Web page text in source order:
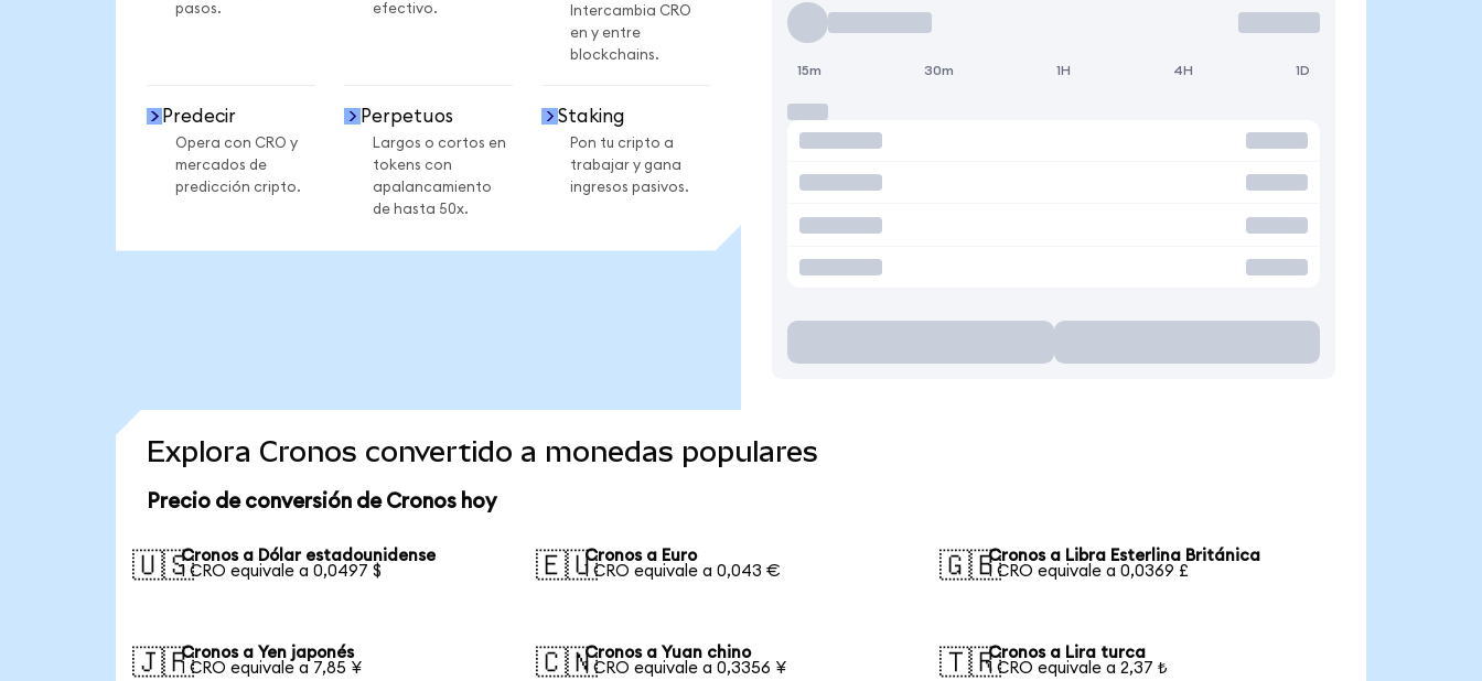
pasos.
efectivo.
Intercambia CRO
en y entre
blockchains.
Predecir
Opera con CRO y
mercados de
predicción cripto.
Perpetuos
Largos o cortos en
tokens con
apalancamiento
de hasta 50x.
Staking
Pon tu cripto a
trabajar y gana
ingresos pasivos.
15m 30m 1H 4H 1D
Explora Cronos convertido a monedas populares
Precio de conversión de Cronos hoy
🇺🇸Cronos a Dólar estadounidense
1 CRO equivale a 0,0497 $
🇪🇺Cronos a Euro
1 CRO equivale a 0,043 €
🇬🇧Cronos a Libra Esterlina Británica
1 CRO equivale a 0,0369 £
🇯🇵Cronos a Yen japonés
1 CRO equivale a 7,85 ¥
🇨🇳Cronos a Yuan chino
1 CRO equivale a 0,3356 ¥
🇹🇷Cronos a Lira turca
1 CRO equivale a 2,37 ₺